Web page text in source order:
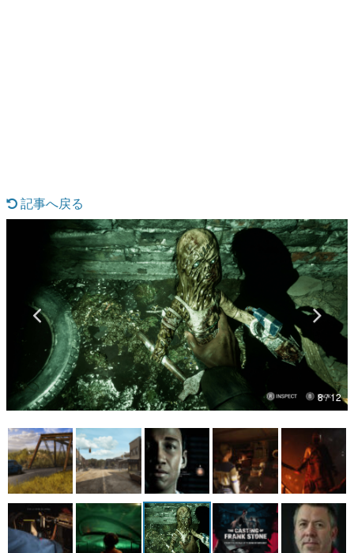
なんでゲームは面白い？
ゲーム開発者・hamatsu氏がゲームの魅力を画面や操作の
具体的な形から解き明かしていく、硬派で骨太な評論連載
です。
ゲームが変えた日本語
「経験値」「裏技」「ラスボス」… ゲームにまつわる言葉
の起源や用法の変遷を、コンピューター文化史研究家・タ
イニーP氏が徹底調査。
カテゴリ
特集記事
マンガ
女性向け
アプリレビュー
その他
記事へ戻る
8 / 12